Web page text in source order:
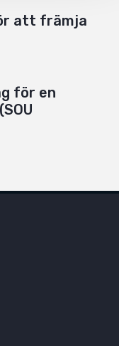
att främja
för en